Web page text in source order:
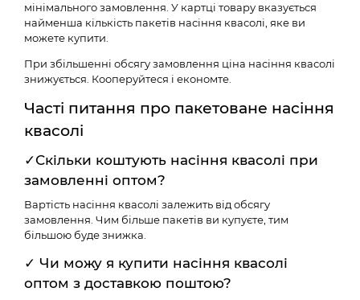
мінімального замовлення. У картці товару вказується
найменша кількість пакетів насіння квасолі, яке ви
можете купити.
При збільшенні обсягу замовлення ціна насіння квасолі
знижується. Кооперуйтеся і економте.
Часті питання про пакетоване насіння
квасолі
✓Скільки коштують насіння квасолі при
замовленні оптом?
Вартість насіння квасолі залежить від обсягу
замовлення. Чим більше пакетів ви купуєте, тим
більшою буде знижка.
✓ Чи можу я купити насіння квасолі
оптом з доставкою поштою?